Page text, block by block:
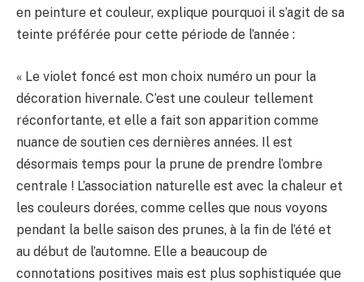
en peinture et couleur, explique pourquoi il s’agit de sa
teinte préférée pour cette période de l’année :
« Le violet foncé est mon choix numéro un pour la
décoration hivernale. C’est une couleur tellement
réconfortante, et elle a fait son apparition comme
nuance de soutien ces dernières années. Il est
désormais temps pour la prune de prendre l’ombre
centrale ! L’association naturelle est avec la chaleur et
les couleurs dorées, comme celles que nous voyons
pendant la belle saison des prunes, à la fin de l’été et
au début de l’automne. Elle a beaucoup de
connotations positives mais est plus sophistiquée que